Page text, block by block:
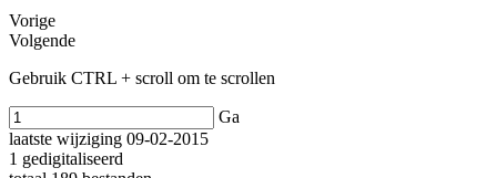
Vorige
Volgende
Gebruik CTRL + scroll om te scrollen
Ga
laatste wijziging 09-02-2015
1 gedigitaliseerd